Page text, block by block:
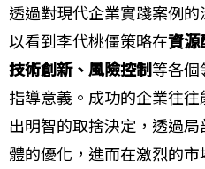
透過對現代企業實踐案例
以看到李代桃僵策略在資源
技術創新、風險控制等各個
指導意義。成功的企業往
出明智的取捨決定，透過
體的優化，進而在激烈的